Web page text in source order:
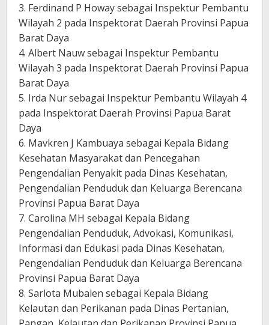
3. Ferdinand P Howay sebagai Inspektur Pembantu
Wilayah 2 pada Inspektorat Daerah Provinsi Papua
Barat Daya
4. Albert Nauw sebagai Inspektur Pembantu
Wilayah 3 pada Inspektorat Daerah Provinsi Papua
Barat Daya
5. Irda Nur sebagai Inspektur Pembantu Wilayah 4
pada Inspektorat Daerah Provinsi Papua Barat
Daya
6. Mavkren J Kambuaya sebagai Kepala Bidang
Kesehatan Masyarakat dan Pencegahan
Pengendalian Penyakit pada Dinas Kesehatan,
Pengendalian Penduduk dan Keluarga Berencana
Provinsi Papua Barat Daya
7. Carolina MH sebagai Kepala Bidang
Pengendalian Penduduk, Advokasi, Komunikasi,
Informasi dan Edukasi pada Dinas Kesehatan,
Pengendalian Penduduk dan Keluarga Berencana
Provinsi Papua Barat Daya
8. Sarlota Mubalen sebagai Kepala Bidang
Kelautan dan Perikanan pada Dinas Pertanian,